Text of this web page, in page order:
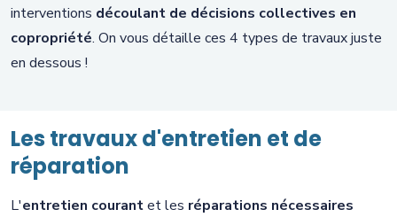
interventions découlant de décisions collectives en
copropriété. On vous détaille ces 4 types de travaux juste
en dessous !
Les travaux d'entretien et de
réparation
L'entretien courantet les réparations nécessaires